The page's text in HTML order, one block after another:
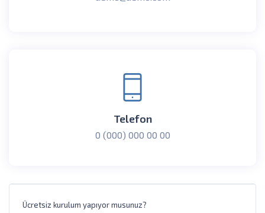
Telefon
0 (000) 000 00 00
Ücretsiz kurulum yapıyor musunuz?